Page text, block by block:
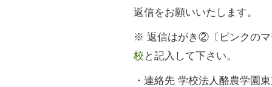
返信をお願いいたします。
※ 返信はがき②〔ピンクのマ
校 と記入して下さい。
・連絡先 学校法人酪農学園